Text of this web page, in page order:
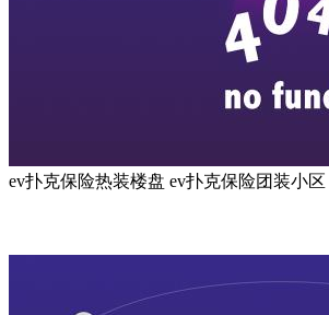
ev扑克保险热装楼盘 ev扑克保险团装小区